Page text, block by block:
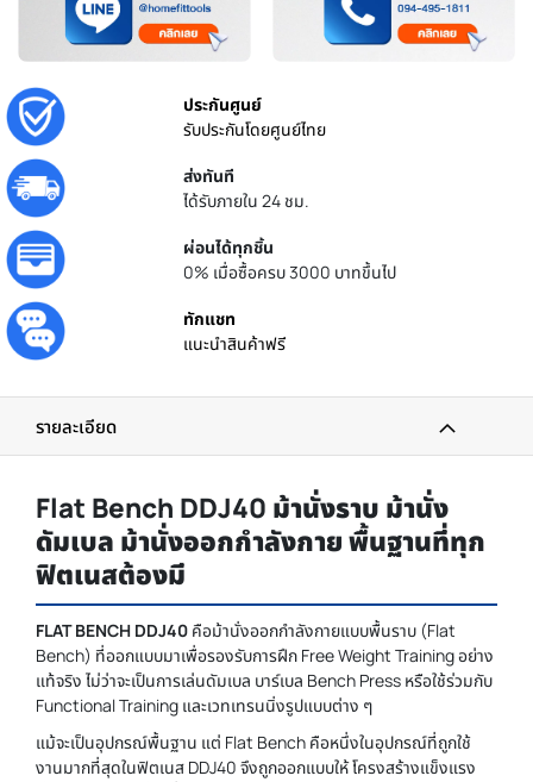
ประกันศูนย์
รับประกันโดยศูนย์ไทย
ส่งทันที
ได้รับภายใน 24 ชม.
ผ่อนได้ทุกชิ้น
0% เมื่อซื้อครบ 3000 บาทขึ้นไป
ทักแชท
แนะนำสินค้าฟรี
รายละเอียด
Flat Bench DDJ40 ม้านั่งราบ ม้านั่ง
ดัมเบล ม้านั่งออกกำลังกาย พื้นฐานที่ทุก
ฟิตเนสต้องมี
FLAT BENCH DDJ40 คือม้านั่งออกกำลังกายแบบพื้นราบ (Flat
Bench) ที่ออกแบบมาเพื่อรองรับการฝึก Free Weight Training อย่าง
แท้จริง ไม่ว่าจะเป็นการเล่นดัมเบล บาร์เบล Bench Press หรือใช้ร่วมกับ
Functional Training และเวทเทรนนิ่งรูปแบบต่าง ๆ
แม้จะเป็นอุปกรณ์พื้นฐาน แต่ Flat Bench คือหนึ่งในอุปกรณ์ที่ถูกใช้
งานมากที่สุดในฟิตเนส DDJ40 จึงถูกออกแบบให้ โครงสร้างแข็งแรง